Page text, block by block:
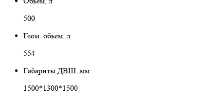
500
Геом. обьем, л
554
Габариты ДВШ, мм
1500*1300*1500